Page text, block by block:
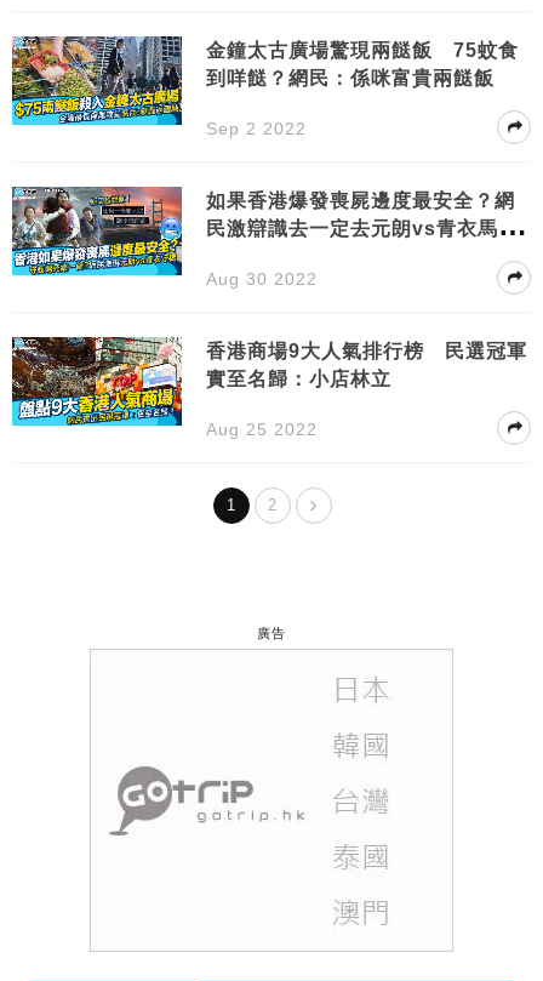
金鐘太古廣場驚現兩餸飯 75蚊食
到咩餸？網民：係咪富貴兩餸飯
Sep 2 2022
如果香港爆發喪屍邊度最安全？網
民激辯識去一定去元朗vs青衣馬灣
Aug 30 2022
香港商場9大人氣排行榜 民選冠軍
實至名歸：小店林立
Aug 25 2022
1 2
廣告